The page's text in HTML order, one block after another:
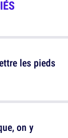
les pieds
on y